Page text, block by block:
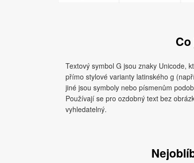
Textový symbol G jsou znaky Unicode,
přímo stylové varianty latinského g
jiné jsou symboly nebo písmenům
Používají se pro ozdobný text bez
vyhledatelný.